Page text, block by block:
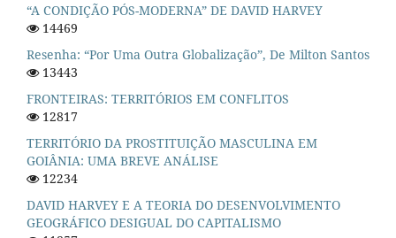
“A CONDIÇÃO PÓS-MODERNA” DE DAVID HARVEY
14469
Resenha: “Por Uma Outra Globalização”, De Milton Santos
13443
FRONTEIRAS: TERRITÓRIOS EM CONFLITOS
12817
TERRITÓRIO DA PROSTITUIÇÃO MASCULINA EM
GOIÂNIA: UMA BREVE ANÁLISE
12234
DAVID HARVEY E A TEORIA DO DESENVOLVIMENTO
GEOGRÁFICO DESIGUAL DO CAPITALISMO